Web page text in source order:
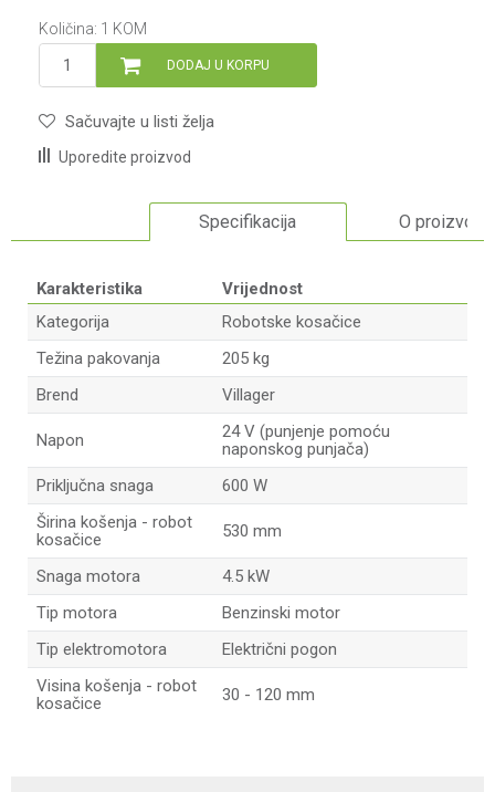
Količina: 1 KOM
DODAJ U KORPU
Sačuvajte u listi želja
Uporedite proizvod
Specifikacija O proizvodu
Karakteristika
Vrijednost
Kategorija
Robotske kosačice
Težina pakovanja
205 kg
Brend
Villager
Napon
24 V (punjenje pomoću
naponskog punjača)
Priključna snaga
600 W
Širina košenja - robot
kosačice
530 mm
Snaga motora
4.5 kW
Tip motora
Benzinski motor
Tip elektromotora
Električni pogon
Visina košenja - robot
kosačice
30 - 120 mm